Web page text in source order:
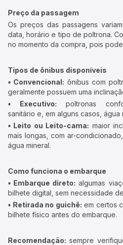
Preço da passagem
Os preços das passagens
data, horário e tipo de poltrona.
no momento da compra, pois
Tipos de ônibus disponíveis
• Convencional: ônibus com
geralmente possuem uma
• Executivo: poltronas
sanitário e, em alguns casos, água
• Leito ou Leito-cama: maior
mais longas, com ar-
água mineral.
Como funciona o embarque
• Embarque direto: algumas
bilhete digital, sem necessidade
• Retirada no guichê: em certos
bilhete físico antes do embarque.
Recomendação: sempre